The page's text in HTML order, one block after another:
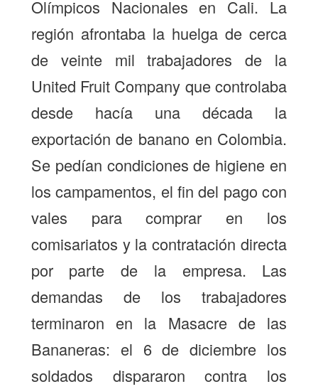
Olímpicos Nacionales en Cali. La
región afrontaba la huelga de cerca
de veinte mil trabajadores de la
United Fruit Company que controlaba
desde hacía una década la
exportación de banano en Colombia.
Se pedían condiciones de higiene en
los campamentos, el fin del pago con
vales para comprar en los
comisariatos y la contratación directa
por parte de la empresa. Las
demandas de los trabajadores
terminaron en la Masacre de las
Bananeras: el 6 de diciembre los
soldados dispararon contra los